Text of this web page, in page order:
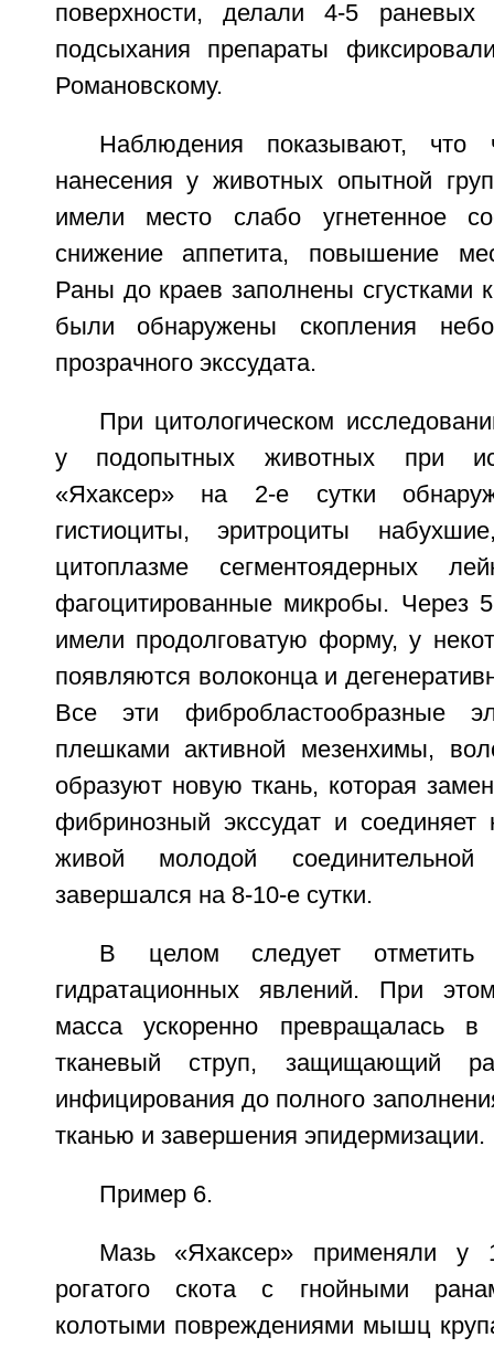
поверхности, делали 4-5 раневых
подсыхания препараты
Романовскому.
Наблюдения показывают, что
нанесения у животных опытной
имели место слабо угнетенное
снижение аппетита, повышение
Раны до краев заполнены сгустками
были обнаружены скопления
прозрачного экссудата.
При цитологическом
у подопытных животных при
«Яхаксер» на 2-е сутки
гистиоциты, эритроциты
цитоплазме сегментоядерных
фагоцитированные микробы. Через
имели продолговатую форму, у
появляются волоконца и
Все эти фибробластообразные
плешками активной мезенхимы,
образуют новую ткань, которая
фибринозный экссудат и
живой молодой
завершался на 8-10-е сутки.
В целом следует отметить
гидратационных явлений. При
масса ускоренно превращалась
тканевый струп, защищающий
инфицирования до полного
тканью и завершения эпидермизации.
Пример 6.
Мазь «Яхаксер» применяли у
рогатого скота с гнойными
колотыми повреждениями мышц